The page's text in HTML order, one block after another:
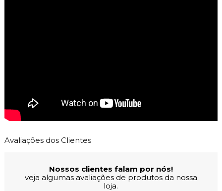
Avaliações dos Clientes
Nossos clientes falam por nós!
veja algumas avaliações de produtos da nossa
loja.